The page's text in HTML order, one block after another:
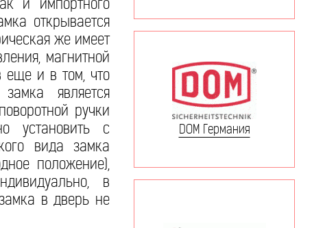
и импортного
открывается
же имеет
магнитной
еще и в том, что
является
ручки
установить с
вида замка
положение),
в
в дверь не
DOM Германия